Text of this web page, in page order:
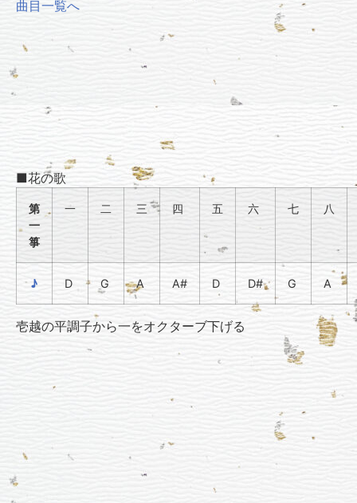
曲目一覧へ
■花の歌
第
一
箏
一 二 三 四 五 六 七 八
♪ D G A A# D D# G A
壱越の平調子から一をオクターブ下げる